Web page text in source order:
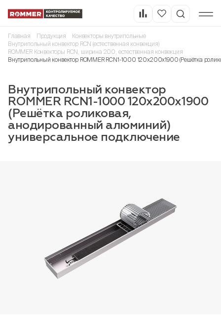
Пн-Пт, 9:00—18:00
Главная Продукция
Конвекторы внутрипольные
Внутрипольный конвектор RCN (естественная конвекция)
ROMMER Конвекторы RCN, ширина 200, естественная конвекция
Внутрипольный конвектор ROMMER RCN1-1000 120х200х1900 (Решётка
Внутрипольный конвектор
ROMMER RCN1-1000 120х200х1900
(Решётка роликовая,
анодированный алюминий)
универсальное подключение